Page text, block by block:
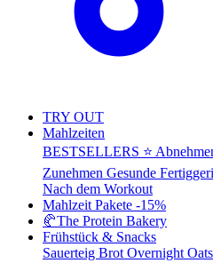
TRY OUT
Mahlzeiten
BESTSELLERS ⭐
Zunehmen Gesunde
Nach dem Workout
Mahlzeit Pakete -15%
🥐The Protein Bakery
Frühstück & Snacks
Sauerteig Brot Overnight Oats